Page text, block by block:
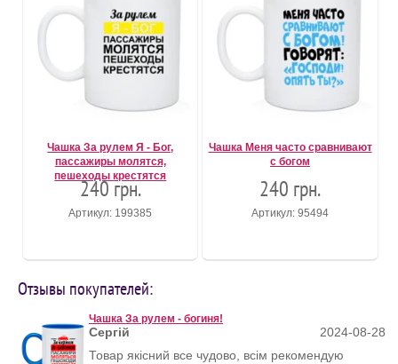
Чашка За рулем Я - Бог,
пассажиры молятся,
пешеходы крестятся
240 грн.
Артикул: 199385
Чашка Меня часто сравнивают
с богом
240 грн.
Артикул: 95494
Отзывы покупателей:
Чашка За рулем - богиня!
Сергій
2024-08-28
Товар якісний все чудово, всім рекомендую